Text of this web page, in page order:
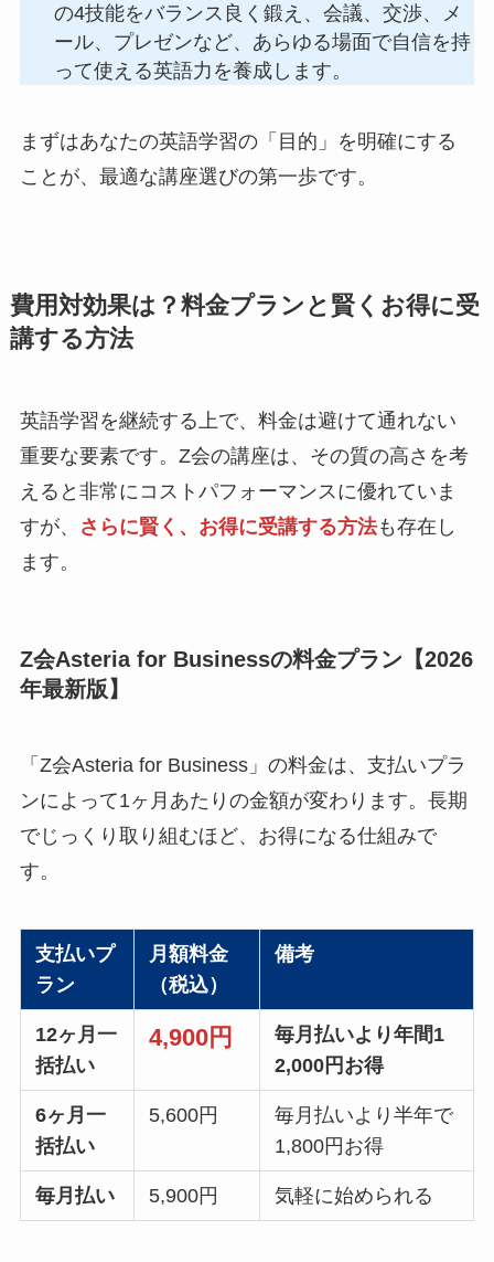
の4技能をバランス良く鍛え、会議、交渉、メ
ール、プレゼンなど、あらゆる場面で自信を持
って使える英語力を養成します。
まずはあなたの英語学習の「目的」を明確にする
ことが、最適な講座選びの第一歩です。
費用対効果は？料金プランと賢くお得に受
講する方法
英語学習を継続する上で、料金は避けて通れない
重要な要素です。Z会の講座は、その質の高さを考
えると非常にコストパフォーマンスに優れていま
すが、
さらに賢く、お得に受講する方法も存在し
ます。
Z会Asteria for Businessの料金プラン【2026
年最新版】
「Z会Asteria for Business」の料金は、支払いプラ
ンによって1ヶ月あたりの金額が変わります。長期
でじっくり取り組むほど、お得になる仕組みで
す。
支払いプ
ラン
月額料金
（税込）
備考
12ヶ月一
括払い
4,900円
毎月払いより年間1
2,000円お得
6ヶ月一
括払い
5,600円
毎月払いより半年で
1,800円お得
毎月払い 5,900円 気軽に始められる